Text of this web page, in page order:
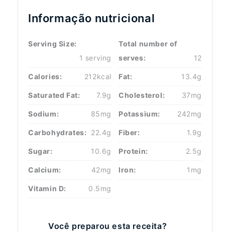
Informação nutricional
Serving Size:
1 serving
Total number of
serves:
12
Calories: 212kcal Fat: 13.4g
Saturated Fat: 7.9g Cholesterol: 37mg
Sodium: 85mg Potassium: 242mg
Carbohydrates: 22.4g Fiber: 1.9g
Sugar: 10.6g Protein: 2.5g
Calcium: 42mg Iron: 1mg
Vitamin D: 0.5mg
Você preparou esta receita?